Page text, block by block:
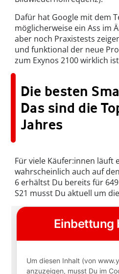
Dafür hat Google mit dem
möglicherweise ein Ass im
aber noch Praxistests
und funktional der neue
zum Exynos 2100 wirklich
Die besten
Das sind die
Jahres
Für viele Käufer:innen läuft
wahrscheinlich auch auf
6 erhältst Du bereits für
S21 musst Du aktuell um